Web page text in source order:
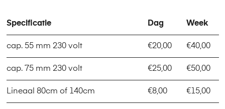
Specificatie Dag Week
cap. 55 mm 230 volt €20,00 €40,00
cap. 75 mm 230 volt €25,00 €50,00
Lineaal 80cm of 140cm €8,00 €15,00